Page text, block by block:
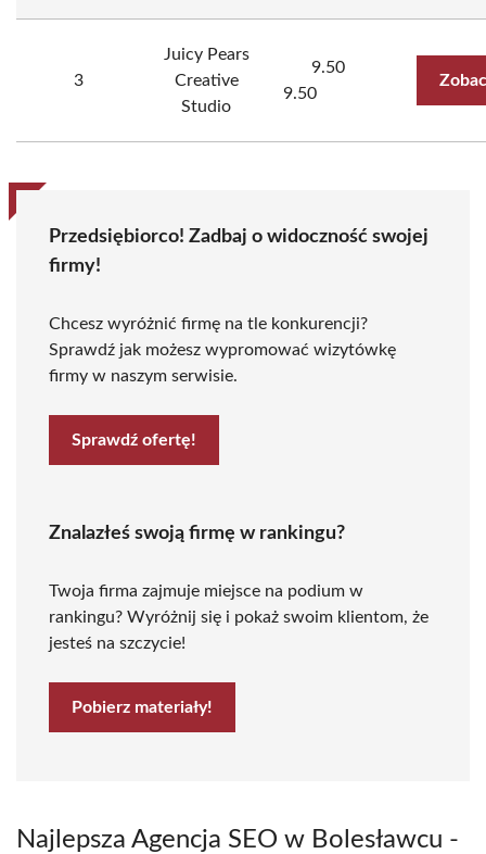
3
Juicy Pears
Creative
Studio
9.50
9.50
Przedsiębiorco! Zadbaj o widoczność swojej
firmy!
Chcesz wyróżnić firmę na tle konkurencji?
Sprawdź jak możesz wypromować wizytówkę
firmy w naszym serwisie.
Sprawdź ofertę!
Znalazłeś swoją firmę w rankingu?
Twoja firma zajmuje miejsce na podium w
rankingu? Wyróżnij się i pokaż swoim klientom, że
jesteś na szczycie!
Pobierz materiały!
Najlepsza Agencja SEO w Bolesławcu -